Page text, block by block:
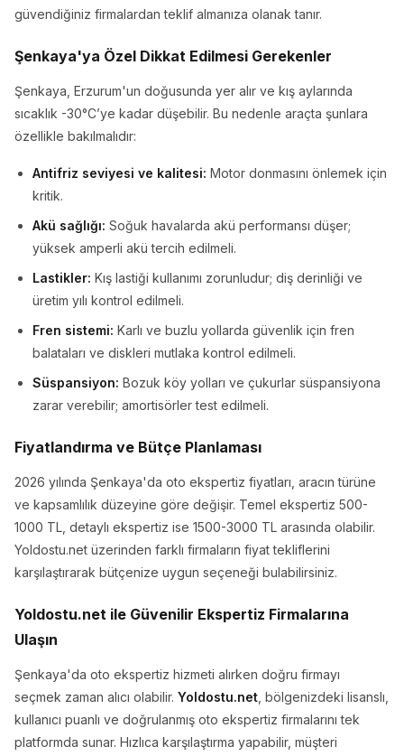
güvendiğiniz firmalardan teklif almanıza olanak tanır.
Şenkaya'ya Özel Dikkat Edilmesi Gerekenler
Şenkaya, Erzurum'un doğusunda yer alır ve kış aylarında
sıcaklık -30°C’ye kadar düşebilir. Bu nedenle araçta şunlara
özellikle bakılmalıdır:
Antifriz seviyesi ve kalitesi: Motor donmasını önlemek için
kritik.
Akü sağlığı: Soğuk havalarda akü performansı düşer;
yüksek amperli akü tercih edilmeli.
Lastikler: Kış lastiği kullanımı zorunludur; diş derinliği ve
üretim yılı kontrol edilmeli.
Fren sistemi: Karlı ve buzlu yollarda güvenlik için fren
balataları ve diskleri mutlaka kontrol edilmeli.
Süspansiyon: Bozuk köy yolları ve çukurlar süspansiyona
zarar verebilir; amortisörler test edilmeli.
Fiyatlandırma ve Bütçe Planlaması
2026 yılında Şenkaya'da oto ekspertiz fiyatları, aracın türüne
ve kapsamlılık düzeyine göre değişir. Temel ekspertiz 500-
1000 TL, detaylı ekspertiz ise 1500-3000 TL arasında olabilir.
Yoldostu.net üzerinden farklı firmaların fiyat tekliflerini
karşılaştırarak bütçenize uygun seçeneği bulabilirsiniz.
Yoldostu.net ile Güvenilir Ekspertiz Firmalarına
Ulaşın
Şenkaya'da oto ekspertiz hizmeti alırken doğru firmayı
seçmek zaman alıcı olabilir. Yoldostu.net , bölgenizdeki lisanslı,
kullanıcı puanlı ve doğrulanmış oto ekspertiz firmalarını tek
platformda sunar. Hızlıca karşılaştırma yapabilir, müşteri